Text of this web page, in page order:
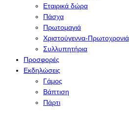
Εταιρικά δώρα
Πάσχα
Πρωτομαγιά
Χριστούγεννα-Πρωτοχρονιά
Συλλυπητήρια
Προσφορές
Εκδηλώσεις
Γάμος
Βάπτιση
Πάρτι